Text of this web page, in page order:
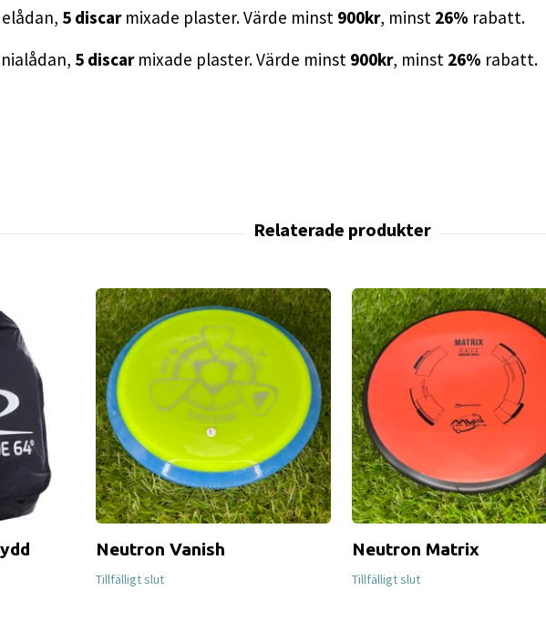
5 discar mixade plaster. Värde minst 900kr, minst 26% rabatt.
5 discar mixade plaster. Värde minst 900kr, minst 26% rabatt.
Neutron Vanish
Tillfälligt slut
Neutron Matrix
Tillfälligt slut